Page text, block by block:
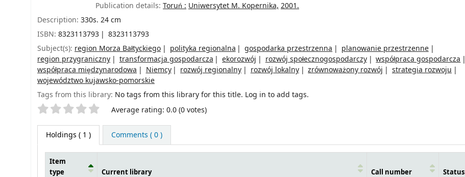
Publication details: Toruń : Uniwersytet M. Kopernika, 2001.
Description: 330s. 24 cm
ISBN: 8323113793
8323113793
Subject(s): region Morza Bałtyckiego polityka regionalna gospodarka przestrzenna
planowanie przestrzenne
region przygraniczny
transformacja gospodarcza ekorozwój rozwój społecznogospodarczy
współpraca gospodarcza
współpraca międzynarodowa
Niemcy rozwój regionalny rozwój lokalny zrównoważony rozwój
strategia rozwoju
województwo kujawsko-pomorskie
Tags from this library: No tags from this library for this title. Log in to add tags.
Star ratings Average rating: 0.0 (0 votes)
Holdings ( 1 ) Comments ( 0 )
Item
type
Current library Call number Status